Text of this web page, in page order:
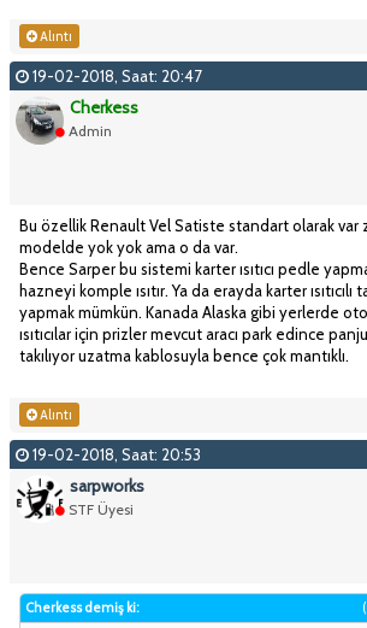
Alıntı
19-02-2018, Saat: 20:47
Cherkess
Admin
Bu özellik Renault Vel Satiste standart olarak var
modelde yok yok ama o da var.
Bence Sarper bu sistemi karter ısıtıcı pedle
hazneyi komple ısıtır. Ya da erayda karter
yapmak mümkün. Kanada Alaska gibi yerlerde
ısıtıcılar için prizler mevcut aracı park edince
takılıyor uzatma kablosuyla bence çok mantıklı.
Alıntı
19-02-2018, Saat: 20:53
sarpworks
STF Üyesi
Cherkess demiş ki: